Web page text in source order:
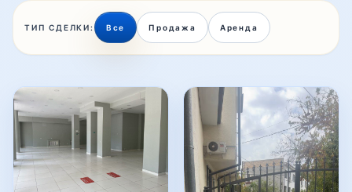
ТИП СДЕЛКИ: Все Продажа Аренда